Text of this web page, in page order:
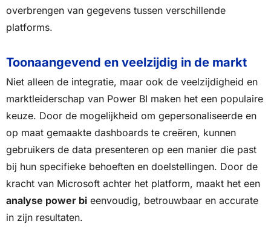
overbrengen van gegevens tussen verschillende
platforms.
Toonaangevend en veelzijdig in de markt
Niet alleen de integratie, maar ook de veelzijdigheid en
marktleiderschap van Power BI maken het een populaire
keuze. Door de mogelijkheid om gepersonaliseerde en
op maat gemaakte dashboards te creëren, kunnen
gebruikers de data presenteren op een manier die past
bij hun specifieke behoeften en doelstellingen. Door de
kracht van Microsoft achter het platform, maakt het een
analyse power bi eenvoudig, betrouwbaar en accurate
in zijn resultaten.